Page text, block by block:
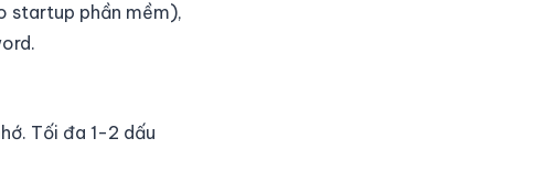
startup phần mềm),
Tối đa 1-2 dấu